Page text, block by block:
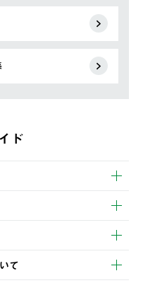
ド
だけます。
商品を発送いたします。
曜日以降のご注文は週明け
て